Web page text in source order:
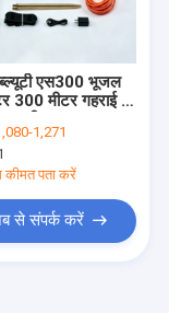
एस300 भूजल
300 मीटर गहराई 7
1,271
कीमत पता करें
से संपर्क करें